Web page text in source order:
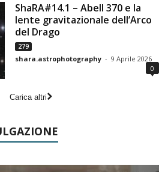
ShaRA#14.1 – Abell 370 e la
lente gravitazionale dell’Arco
del Drago
279
shara.astrophotography - 9 Aprile 2026
0
Carica altri